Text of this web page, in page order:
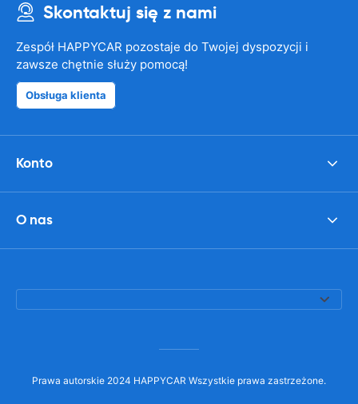
Skontaktuj się z nami
Zespół HAPPYCAR pozostaje do Twojej dyspozycji i
zawsze chętnie służy pomocą!
Obsługa klienta
Konto
O nas
Prawa autorskie 2024 HAPPYCAR Wszystkie prawa zastrzeżone.